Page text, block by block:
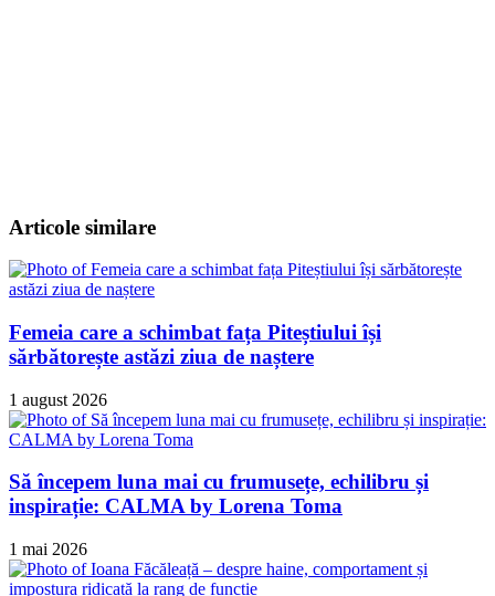
Articole similare
Femeia care a schimbat fața Piteștiului își
sărbătorește astăzi ziua de naștere
1 august 2026
Să începem luna mai cu frumusețe, echilibru și
inspirație: CALMA by Lorena Toma
1 mai 2026